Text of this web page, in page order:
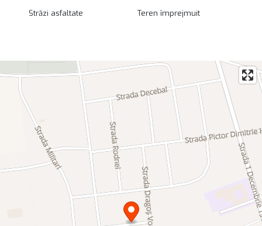
Totul inspiră stabilitate și siguranță, aspecte esențiale
În plus, forma regulată a terenului permite valorificarea
eficientă a întregii suprafețe, oferind libertate maximă în
proiectarea viitoarei construcții.
Preț competitiv și posibilitate de negociere
Prețul proprietății este de 49.000 euro, negociabil, iar
vânzarea se realizează direct cu proprietarul.
Fiind o vânzare în regim de urgență, există premisele unei
negocieri avantajoase pentru cumpărător, ceea ce
transformă această ofertă într-o oportunitate interesantă
pe piața locală de imobiliare Tecuci.
Străzi asfaltate Teren împrejmuit